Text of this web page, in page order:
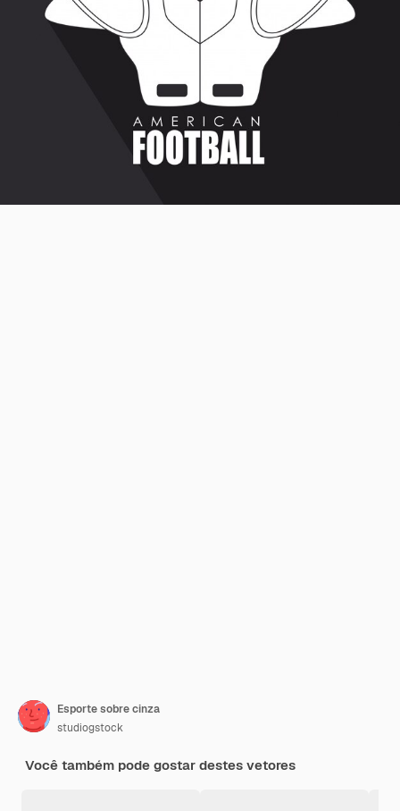
Esporte sobre cinza
studiogstock
Você também pode gostar destes vetores